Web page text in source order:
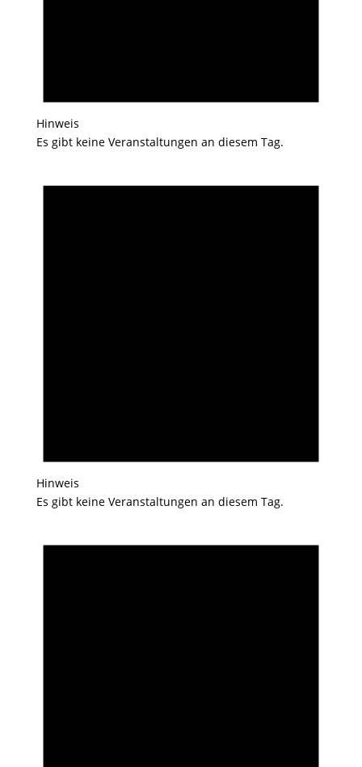
Hinweis
Es gibt keine Veranstaltungen an diesem Tag.
Hinweis
Es gibt keine Veranstaltungen an diesem Tag.